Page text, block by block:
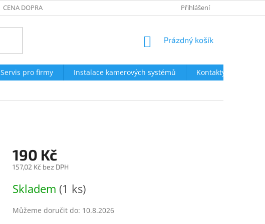
CENA DOPRAVY OBCHODNÍ PODMÍNKY
Přihlášení
NÁKUPNÍ
Prázdný košík
Servis pro firmy Instalace kamerových systémů
Kontakty
190 Kč
157,02 Kč bez DPH
cena:
Skladem (1 ks)
Můžeme doručit do: 10.8.2026